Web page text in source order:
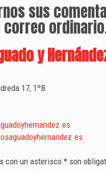
sus
correo
y
17, 1ºB
con un asterisco * son